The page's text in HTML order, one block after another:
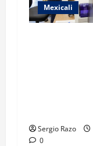
Mexicali
Sergio Razo
0